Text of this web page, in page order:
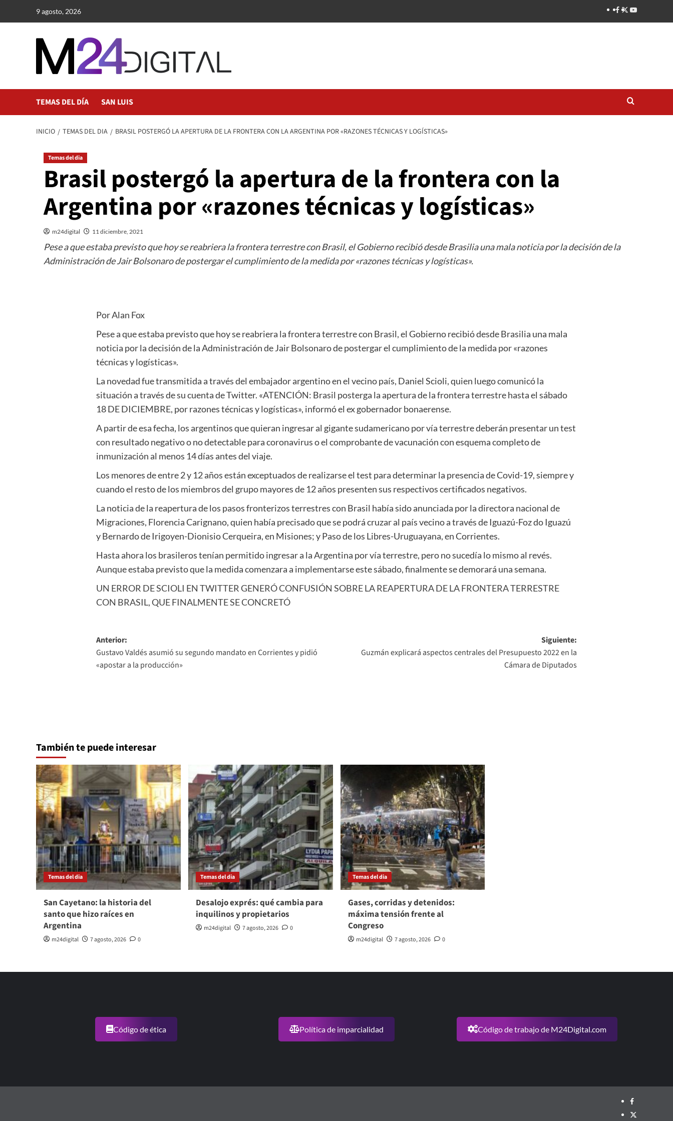
9 agosto, 2026
TEMAS DEL DÍA SAN LUIS
INICIO TEMAS DEL DIA BRASIL POSTERGÓ LA APERTURA DE LA FRONTERA CON LA ARGENTINA POR «RAZONES TÉCNICAS Y LOGÍSTICAS»
Temas del dia
Brasil postergó la apertura de la frontera con la
Argentina por «razones técnicas y logísticas»
m24digital 11 diciembre, 2021
Pese a que estaba previsto que hoy se reabriera la frontera terrestre con Brasil, el Gobierno recibió desde Brasilia una mala noticia por la decisión de la
Administración de Jair Bolsonaro de postergar el cumplimiento de la medida por «razones técnicas y logísticas».
Por Alan Fox
Pese a que estaba previsto que hoy se reabriera la frontera terrestre con Brasil, el Gobierno recibió desde Brasilia una mala
noticia por la decisión de la Administración de Jair Bolsonaro de postergar el cumplimiento de la medida por «razones
técnicas y logísticas».
La novedad fue transmitida a través del embajador argentino en el vecino país, Daniel Scioli, quien luego comunicó la
situación a través de su cuenta de Twitter. «ATENCIÓN: Brasil posterga la apertura de la frontera terrestre hasta el sábado
18 DE DICIEMBRE, por razones técnicas y logísticas», informó el ex gobernador bonaerense.
A partir de esa fecha, los argentinos que quieran ingresar al gigante sudamericano por vía terrestre deberán presentar un test
con resultado negativo o no detectable para coronavirus o el comprobante de vacunación con esquema completo de
inmunización al menos 14 días antes del viaje.
Los menores de entre 2 y 12 años están exceptuados de realizarse el test para determinar la presencia de Covid-19, siempre y
cuando el resto de los miembros del grupo mayores de 12 años presenten sus respectivos certificados negativos.
La noticia de la reapertura de los pasos fronterizos terrestres con Brasil había sido anunciada por la directora nacional de
Migraciones, Florencia Carignano, quien había precisado que se podrá cruzar al país vecino a través de Iguazú-Foz do Iguazú
y Bernardo de Irigoyen-Dionisio Cerqueira, en Misiones; y Paso de los Libres-Uruguayana, en Corrientes.
Hasta ahora los brasileros tenían permitido ingresar a la Argentina por vía terrestre, pero no sucedía lo mismo al revés.
Aunque estaba previsto que la medida comenzara a implementarse este sábado, finalmente se demorará una semana.
UN ERROR DE SCIOLI EN TWITTER GENERÓ CONFUSIÓN SOBRE LA REAPERTURA DE LA FRONTERA TERRESTRE
CON BRASIL, QUE FINALMENTE SE CONCRETÓ
Navegación
de
entradas
Anterior:
Gustavo Valdés asumió su segundo mandato en Corrientes y pidió
«apostar a la producción»
Siguiente:
Guzmán explicará aspectos centrales del Presupuesto 2022 en la
Cámara de Diputados
También te puede interesar
Temas del dia
San Cayetano: la historia del
santo que hizo raíces en
Argentina
m24digital 7 agosto, 2026 0
Temas del dia
Desalojo exprés: qué cambia para
inquilinos y propietarios
m24digital 7 agosto, 2026 0
Temas del dia
Gases, corridas y detenidos:
máxima tensión frente al
Congreso
m24digital 7 agosto, 2026 0
Código de ética Política de imparcialidad Código de trabajo de M24Digital.com